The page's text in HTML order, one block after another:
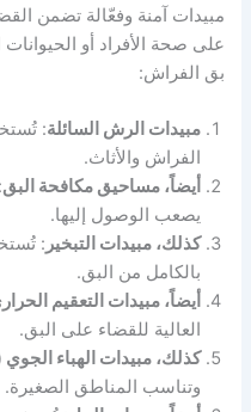
مبيدات آمنة وفعّالة تضمن
على صحة الأفراد أو الحيوانات
بق الفراش:
مبيدات الرش السائلة:
الفراش والأثاث.
أيضاً، مساحيق مكافحة البق
يصعب الوصول إليها.
كذلك، مبيدات التبخير :
بالكامل من البق.
أيضاً، مبيدات التعقيم
العالية للقضاء على البق.
كذلك، مبيدات الهباء
وتناسب المناطق الصغيرة.